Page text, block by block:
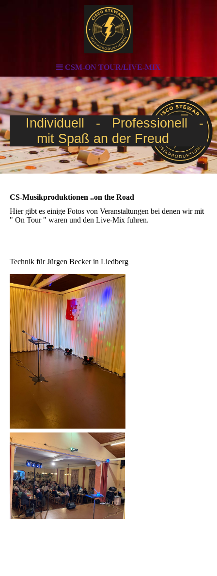
CSM-ON TOUR/LIVE-MIX
Individuell - Professionell -
mit Spaß an der Freud
CS-Musikproduktionen ..on the Road
Hier gibt es einige Fotos von Veranstaltungen bei denen wir mit
" On Tour " waren und den Live-Mix fuhren.
Technik für Jürgen Becker in Liedberg